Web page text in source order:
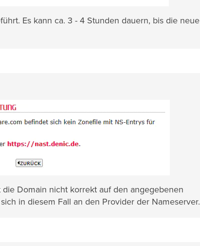
Es kann ca. 3 - 4 Stunden dauern, bis die neue
Domain nicht korrekt auf den angegebenen
in diesem Fall an den Provider der Nameserver.